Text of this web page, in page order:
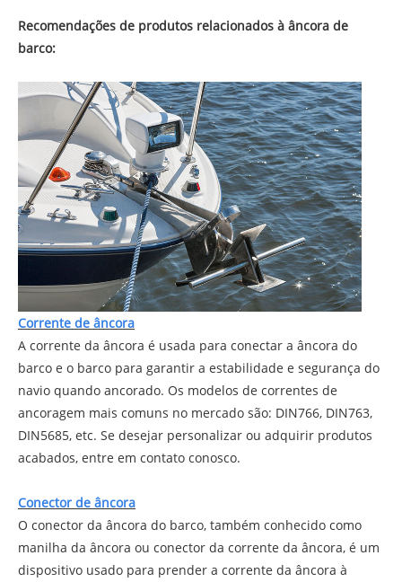
Recomendações de produtos relacionados à âncora de
barco:
Corrente de âncora
A corrente da âncora é usada para conectar a âncora do
barco e o barco para garantir a estabilidade e segurança do
navio quando ancorado. Os modelos de correntes de
ancoragem mais comuns no mercado são: DIN766, DIN763,
DIN5685, etc. Se desejar personalizar ou adquirir produtos
acabados, entre em contato conosco.
Conector de âncora
O conector da âncora do barco, também conhecido como
manilha da âncora ou conector da corrente da âncora, é um
dispositivo usado para prender a corrente da âncora à